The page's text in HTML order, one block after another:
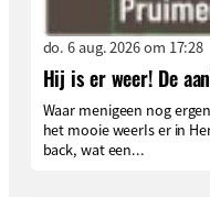
do. 6 aug. 2026 om 17:28
Hij is er weer! De
Waar menigeen nog
het mooie weerIs er in
back, wat een...